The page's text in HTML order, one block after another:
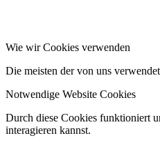
Wie wir Cookies verwenden
Die meisten der von uns
Notwendige Website Cookies
Durch diese Cookies funktioniert
interagieren kannst.